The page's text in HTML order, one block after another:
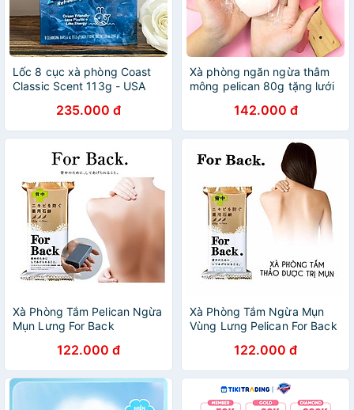
Lốc 8 cục xà phòng Coast
Classic Scent 113g - USA
235.000 đ
Xà phòng ngăn ngừa thâm
mông pelican 80g tặng lưới
142.000 đ
Xà Phòng Tắm Pelican Ngừa
Mụn Lưng For Back
122.000 đ
Xà Phòng Tắm Ngừa Mụn
Vùng Lưng Pelican For Back
122.000 đ